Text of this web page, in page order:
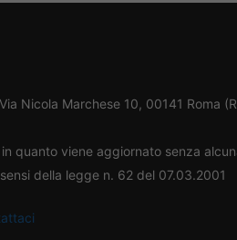
Nicola Marchese 10, 00141 Roma
quanto viene aggiornato senza
della legge n. 62 del 07.03.2001